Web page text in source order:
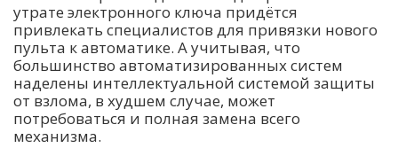
утрате электронного ключа придётся
привлекать специалистов для привязки нового
пульта к автоматике. А учитывая, что
большинство автоматизированных систем
наделены интеллектуальной системой защиты
от взлома, в худшем случае, может
потребоваться и полная замена всего
механизма.